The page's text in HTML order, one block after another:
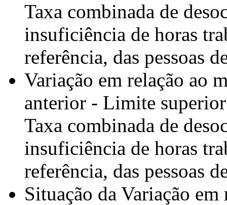
Taxa combinada de
insuficiência de horas
referência, das pessoas
Variação em relação ao
anterior - Limite
Taxa combinada de
insuficiência de horas
referência, das pessoas
Situação da Variação